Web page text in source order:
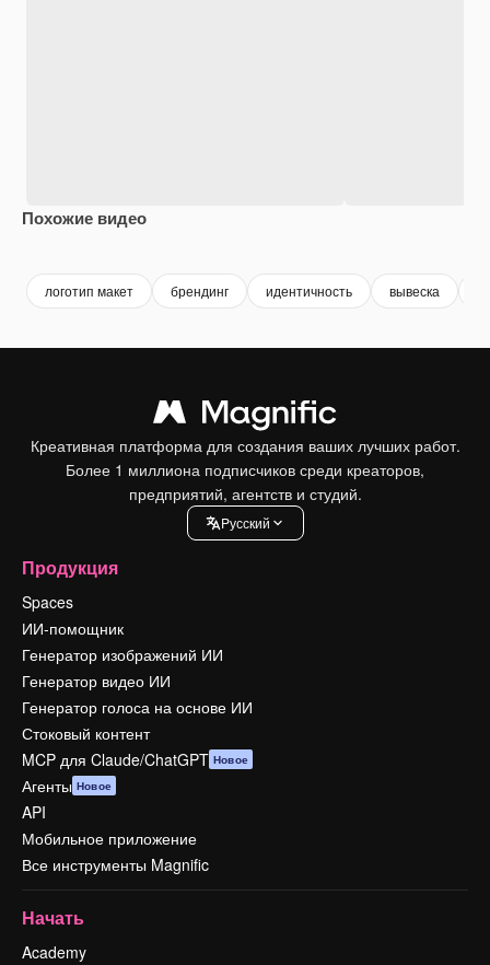
Похожие видео
логотип макет брендинг идентичность вывеска
Креативная платформа для создания ваших лучших работ.
Более 1 миллиона подписчиков среди креаторов,
предприятий, агентств и студий.
Pусский
Продукция
Spaces
ИИ-помощник
Генератор изображений ИИ
Генератор видео ИИ
Генератор голоса на основе ИИ
Стоковый контент
MCP для Claude/ChatGPT Новое
Агенты Новое
API
Мобильное приложение
Все инструменты Magnific
Начать
Academy